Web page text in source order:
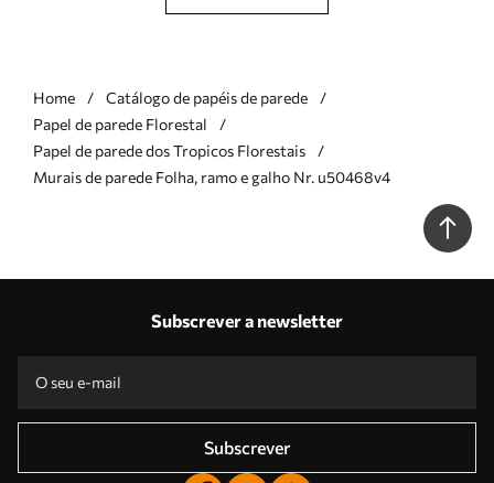
Home
Catálogo de papéis de parede
Papel de parede Florestal
Papel de parede dos Tropicos Florestais
Murais de parede Folha, ramo e galho Nr. u50468v4
Subscrever a newsletter
Subscrever